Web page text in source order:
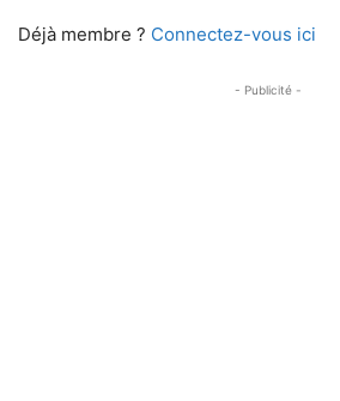
Déjà membre ? Connectez-vous ici
- Publicité -